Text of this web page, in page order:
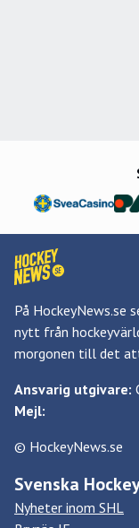
På HockeyNews.se
nytt från
morgonen till det
Ansvarig utgivare:
Mejl:
© HockeyNews.se
Svenska
Nyheter inom SHL